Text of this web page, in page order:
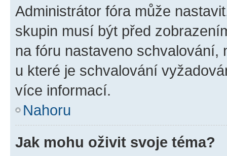
Administrátor fóra může
skupin musí být před
na fóru nastaveno schvalování,
u které je schvalování
více informací.
Nahoru
Jak mohu oživit svoje téma?